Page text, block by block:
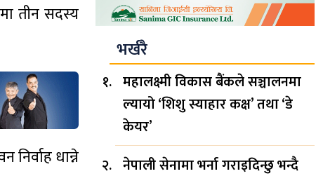
तीन सदस्य
धान्ने
भर्खरै
महालक्ष्मी विकास बैंकले सञ्चालनमा
ल्यायो ‘शिशु स्याहार कक्ष’ तथा ‘डे
केयर’
नेपाली सेनामा भर्ना गराइदिन्छु भन्दै